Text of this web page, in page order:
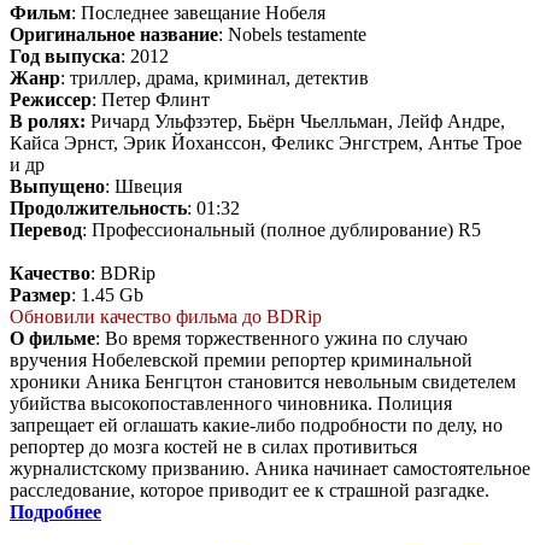
Фильм: Последнее завещание Нобеля
Оригинальное название: Nobels testamente
Год выпуска: 2012
Жанр: триллер, драма, криминал, детектив
Режиссер: Петер Флинт
В ролях: Ричард Ульфзэтер, Бьёрн Чьелльман, Лейф Андре,
Кайса Эрнст, Эрик Йоханссон, Феликс Энгстрем, Антье Трое
и др
Выпущено: Швеция
Продолжительность: 01:32
Перевод: Профессиональный (полное дублирование) R5
Качество: BDRip
Размер: 1.45 Gb
Обновили качество фильма до BDRip
О фильме: Во время торжественного ужина по случаю
вручения Нобелевской премии репортер криминальной
хроники Аника Бенгцтон становится невольным свидетелем
убийства высокопоставленного чиновника. Полиция
запрещает ей оглашать какие-либо подробности по делу, но
репортер до мозга костей не в силах противиться
журналистскому призванию. Аника начинает самостоятельное
расследование, которое приводит ее к страшной разгадке.
Подробнее